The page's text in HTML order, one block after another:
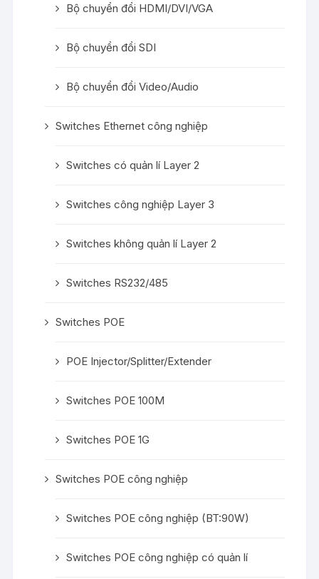
Bộ chuyển đổi HDMI/DVI/VGA
Bộ chuyển đổi SDI
Bộ chuyển đổi Video/Audio
Switches Ethernet công nghiệp
Switches có quản lí Layer 2
Switches công nghiệp Layer 3
Switches không quản lí Layer 2
Switches RS232/485
Switches POE
POE Injector/Splitter/Extender
Switches POE 100M
Switches POE 1G
Switches POE công nghiệp
Switches POE công nghiệp (BT:90W)
Switches POE công nghiệp có quản lí